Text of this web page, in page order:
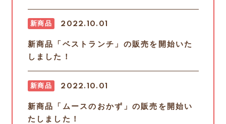
2022.10.01
新商品
新商品「ベストランチ」の販売を開始いた
しました！
2022.10.01
新商品
新商品「ムースのおかず」の販売を開始い
たしました！